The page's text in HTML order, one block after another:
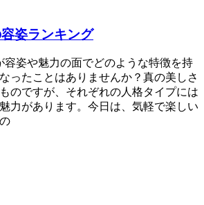
姿ランキング
姿や魅力の面でどのような特徴を持
ったことはありませんか？真の美しさ
のですが、それぞれの人格タイプには
力があります。今日は、気軽で楽しい